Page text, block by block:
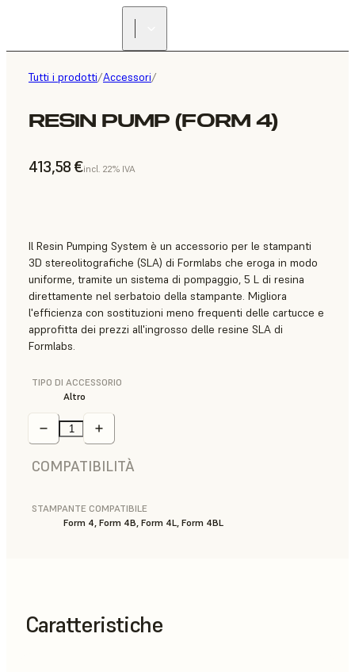
Tutti i prodotti/Accessori/
RESIN PUMP (FORM 4)
413,58 €incl. 22% IVA
Il Resin Pumping System è un accessorio per le stampanti
3D stereolitografiche (SLA) di Formlabs che eroga in modo
uniforme, tramite un sistema di pompaggio, 5 L di resina
direttamente nel serbatoio della stampante. Migliora
l'efficienza con sostituzioni meno frequenti delle cartucce e
approfitta dei prezzi all'ingrosso delle resine SLA di
Formlabs.
TIPO DI ACCESSORIO
Altro
COMPATIBILITÀ
STAMPANTE COMPATIBILE
Form 4, Form 4B, Form 4L, Form 4BL
Caratteristiche